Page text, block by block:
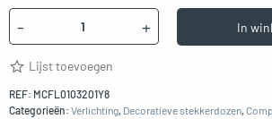
- + In
Lijst toevoegen
REF: MCFL0103201Y8
Categorieën: Verlichting, Decoratieve stekkerdozen,